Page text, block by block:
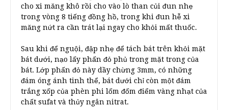
cho xi măng khô rồi cho vào lò than củi đun nhẹ
trong vòng 8 tiếng đồng hồ, trong khi đun hễ xi
măng nứt ra cần trát lại ngay cho khỏi mất thuốc.
Sau khi để nguội, đập nhẹ để tách bát trên khỏi mặt
bát dưới, nạo lấy phấn đỏ phủ trong mặt trong của
bát. Lớp phấn đỏ này dầy chừng 3mm, có những
đám óng ánh tinh thể, bát dưới chỉ còn một đám
trắng xốp của phèn phi lốm đốm điểm vàng nhạt của
chất sufat và thủy ngân nitrat.